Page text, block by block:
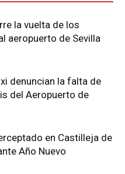
la vuelta de los
aeropuerto de Sevilla
denuncian la falta de
del Aeropuerto de
en Castilleja de
Año Nuevo